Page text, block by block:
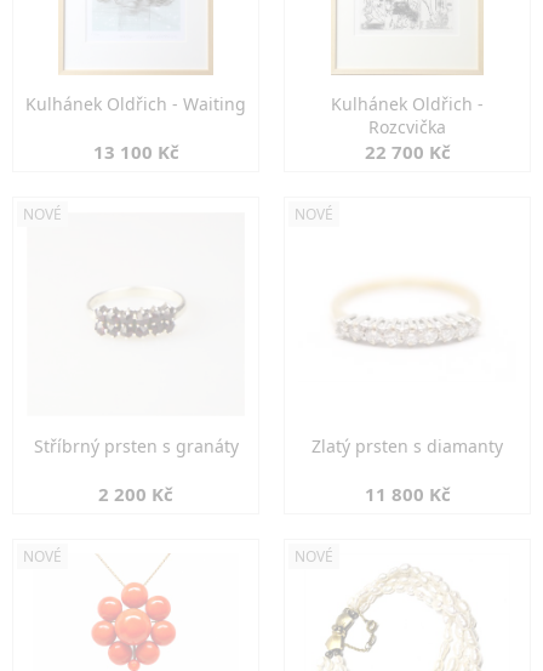
Kulhánek Oldřich - Waiting
13 100 Kč
Kulhánek Oldřich -
Rozcvička
22 700 Kč
NOVÉ
Stříbrný prsten s granáty
2 200 Kč
NOVÉ
Zlatý prsten s diamanty
11 800 Kč
NOVÉ NOVÉ